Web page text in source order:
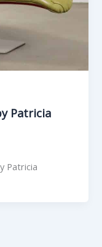
Patricia
Patricia